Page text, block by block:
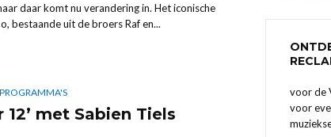
daar komt nu verandering in. Het iconische
bestaande uit de broers Raf en...
PROGRAMMA'S
12’ met Sabien Tiels
voor de
voor